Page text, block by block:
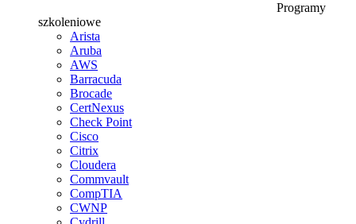
Programy
szkoleniowe
Arista
Aruba
AWS
Barracuda
Brocade
CertNexus
Check Point
Cisco
Citrix
Cloudera
Commvault
CompTIA
CWNP